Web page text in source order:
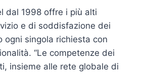
dal 1998 offre i più alti
e di soddisfazione dei
ogni singola richiesta con
“Le competenze dei
insieme alle rete globale di